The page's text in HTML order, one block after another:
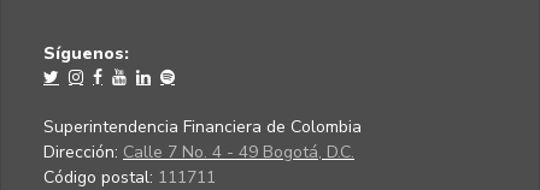
Síguenos:
Superintendencia Financiera de Colombia
Dirección: Calle 7 No. 4 - 49 Bogotá, D.C.
Código postal: 111711